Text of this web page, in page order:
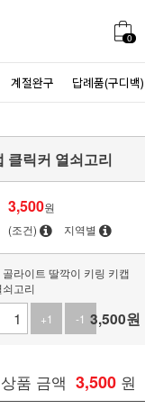
0
계절완구 답례품(구디백)
클릭커 열쇠고리
3,500원
(조건) 지역별
라이트 딸깍이 키링 키캡
고리
+1
-1 3,500원
품 금액 3,500 원